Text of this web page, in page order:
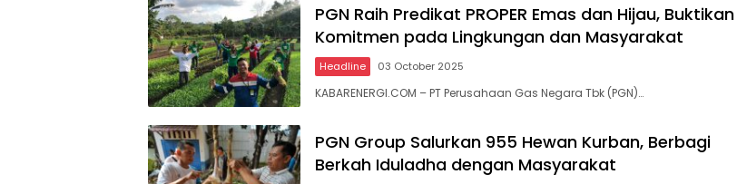
PGN Raih Predikat PROPER Emas dan Hijau, Buktikan
Komitmen pada Lingkungan dan Masyarakat
Headline 03 October 2025
KABARENERGI.COM – PT Perusahaan Gas Negara Tbk (PGN)…
PGN Group Salurkan 955 Hewan Kurban, Berbagi
Berkah Iduladha dengan Masyarakat